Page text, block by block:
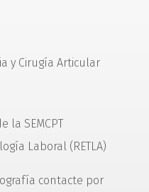
y Cirugía Articular
la SEMCPT
Laboral (RETLA)
contacte por